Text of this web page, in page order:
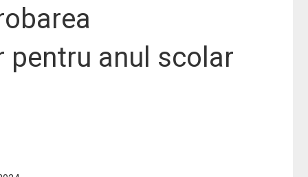
anul scolar